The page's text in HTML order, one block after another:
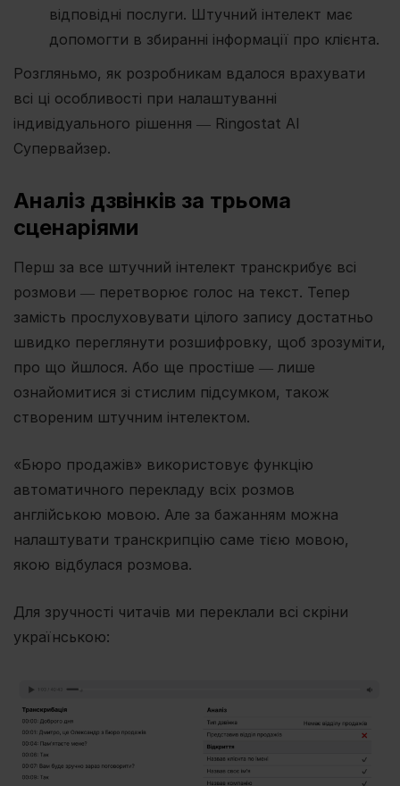
відповідні послуги. Штучний інтелект має
допомогти в збиранні інформації про клієнта.
Розгляньмо, як розробникам вдалося врахувати
всі ці особливості при налаштуванні
індивідуального рішення ― Ringostat AI
Супервайзер.
Аналіз дзвінків за трьома
сценаріями
Перш за все штучний інтелект транскрибує всі
розмови ― перетворює голос на текст. Тепер
замість прослуховувати цілого запису достатньо
швидко переглянути розшифровку, щоб зрозуміти,
про що йшлося. Або ще простіше ― лише
ознайомитися зі стислим підсумком, також
створеним штучним інтелектом.
«Бюро продажів» використовує функцію
автоматичного перекладу всіх розмов
англійською мовою. Але за бажанням можна
налаштувати транскрипцію саме тією мовою,
якою відбулася розмова.
Для зручності читачів ми переклали всі скріни
українською: